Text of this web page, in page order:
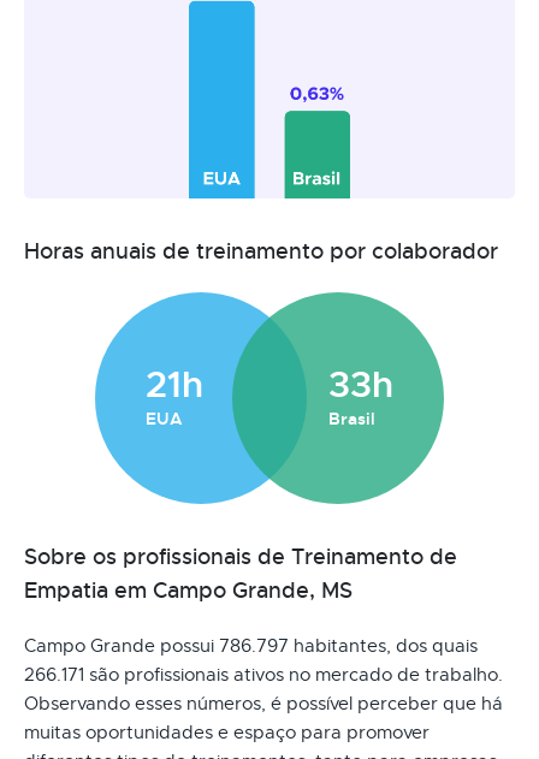
Horas anuais de treinamento por colaborador
21h
EUA
33h
Brasil
Sobre os profissionais de Treinamento de
Empatia em Campo Grande, MS
Campo Grande possui 786.797 habitantes, dos quais
266.171 são profissionais ativos no mercado de trabalho.
Observando esses números, é possível perceber que há
muitas oportunidades e espaço para promover